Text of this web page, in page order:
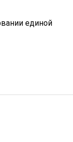
единой